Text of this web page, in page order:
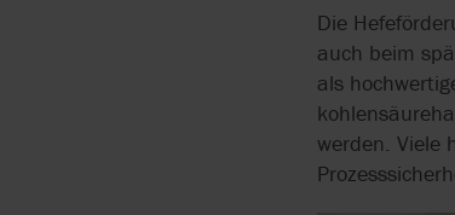
CAROLINA
GROUP
COGNITO
DISCFLO
HYGIENISCHE
Die
auch beim
als
werden. Viele